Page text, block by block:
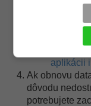
môže
na
Obnovu
aplikácii
Ak obnovu
dôvodu
potrebujete